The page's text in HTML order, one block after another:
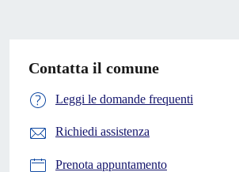
Contatta il comune
Leggi le domande frequenti
Richiedi assistenza
Prenota appuntamento